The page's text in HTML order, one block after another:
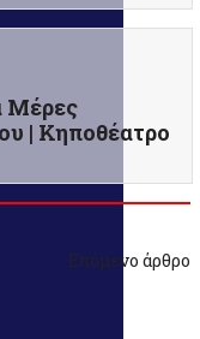
Μέρες
| Κηποθέατρο
Επόμενο άρθρο